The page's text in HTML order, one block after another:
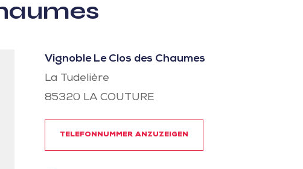
Vignoble Le Clos des Chaumes
La Tudelière
85320 LA COUTURE
TELEFONNUMMER ANZUZEIGEN